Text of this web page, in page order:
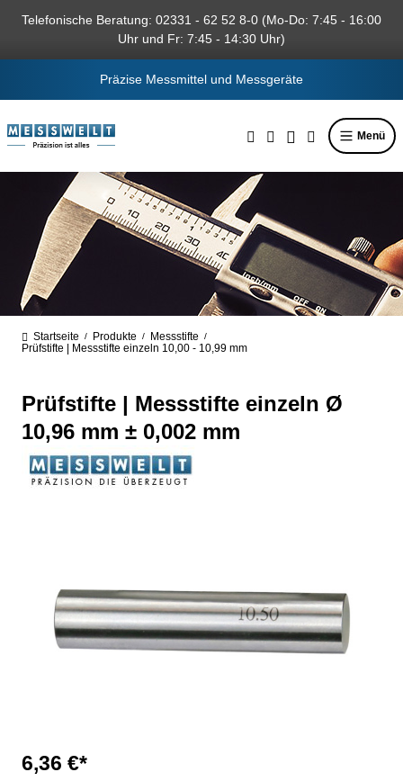
springen
Telefonische Beratung: 02331 - 62 52 8-0 (Mo-Do: 7:45 - 16:00
Uhr und Fr: 7:45 - 14:30 Uhr)
Präzise Messmittel und Messgeräte
Menü
Startseite / Produkte / Messstifte /
Prüfstifte | Messstifte einzeln 10,00 - 10,99 mm
Prüfstifte | Messstifte einzeln Ø
10,96 mm ± 0,002 mm
6,36 €*